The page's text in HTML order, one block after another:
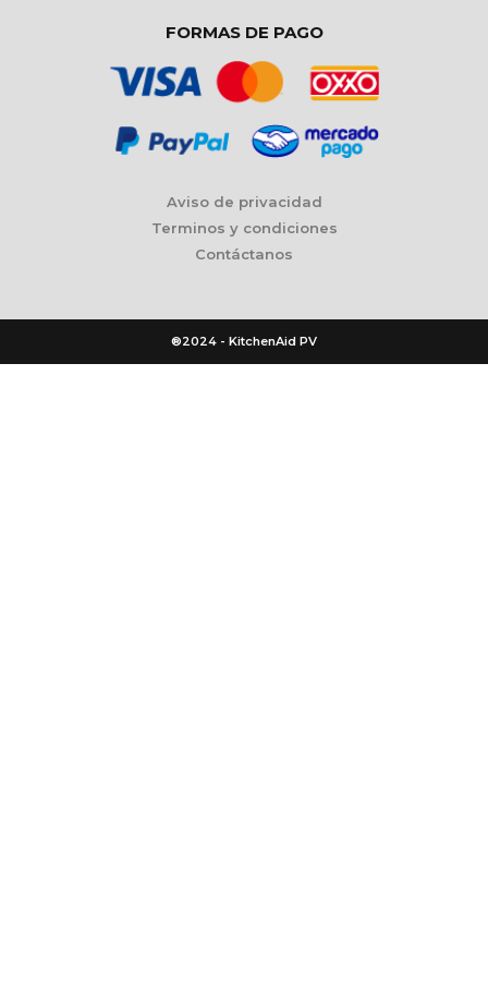
FORMAS DE PAGO
Aviso de privacidad
Terminos y condiciones
Contáctanos
®2024 - KitchenAid PV